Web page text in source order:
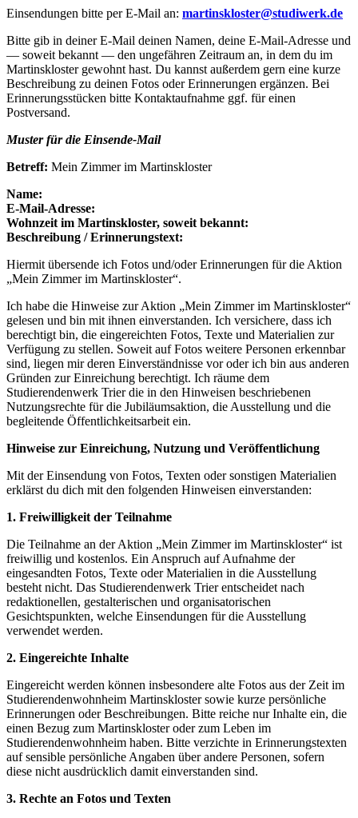
Einsendungen bitte per E-Mail an: martinskloster@studiwerk.de
Bitte gib in deiner E-Mail deinen Namen, deine E-Mail-Adresse und
— soweit bekannt — den ungefähren Zeitraum an, in dem du im
Martinskloster gewohnt hast. Du kannst außerdem gern eine kurze
Beschreibung zu deinen Fotos oder Erinnerungen ergänzen. Bei
Erinnerungsstücken bitte Kontaktaufnahme ggf. für einen
Postversand.
Muster für die Einsende-Mail
Betreff: Mein Zimmer im Martinskloster
Name:
E-Mail-Adresse:
Wohnzeit im Martinskloster, soweit bekannt:
Beschreibung / Erinnerungstext:
Hiermit übersende ich Fotos und/oder Erinnerungen für die Aktion
„Mein Zimmer im Martinskloster“.
Ich habe die Hinweise zur Aktion „Mein Zimmer im Martinskloster“
gelesen und bin mit ihnen einverstanden. Ich versichere, dass ich
berechtigt bin, die eingereichten Fotos, Texte und Materialien zur
Verfügung zu stellen. Soweit auf Fotos weitere Personen erkennbar
sind, liegen mir deren Einverständnisse vor oder ich bin aus anderen
Gründen zur Einreichung berechtigt. Ich räume dem
Studierendenwerk Trier die in den Hinweisen beschriebenen
Nutzungsrechte für die Jubiläumsaktion, die Ausstellung und die
begleitende Öffentlichkeitsarbeit ein.
Hinweise zur Einreichung, Nutzung und Veröffentlichung
Mit der Einsendung von Fotos, Texten oder sonstigen Materialien
erklärst du dich mit den folgenden Hinweisen einverstanden:
1. Freiwilligkeit der Teilnahme
Die Teilnahme an der Aktion „Mein Zimmer im Martinskloster“ ist
freiwillig und kostenlos. Ein Anspruch auf Aufnahme der
eingesandten Fotos, Texte oder Materialien in die Ausstellung
besteht nicht. Das Studierendenwerk Trier entscheidet nach
redaktionellen, gestalterischen und organisatorischen
Gesichtspunkten, welche Einsendungen für die Ausstellung
verwendet werden.
2. Eingereichte Inhalte
Eingereicht werden können insbesondere alte Fotos aus der Zeit im
Studierendenwohnheim Martinskloster sowie kurze persönliche
Erinnerungen oder Beschreibungen. Bitte reiche nur Inhalte ein, die
einen Bezug zum Martinskloster oder zum Leben im
Studierendenwohnheim haben. Bitte verzichte in Erinnerungstexten
auf sensible persönliche Angaben über andere Personen, sofern
diese nicht ausdrücklich damit einverstanden sind.
3. Rechte an Fotos und Texten